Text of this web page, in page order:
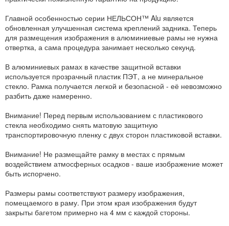
Главной особенностью серии НЕЛЬСОН™ Alu является
обновленная улучшенная система креплений задника. Теперь
для размещения изображения в алюминиевые рамы не нужна
отвертка, а сама процедура занимает несколько секунд.
В алюминиевых рамах в качестве защитной вставки
используется прозрачный пластик ПЭТ, а не минеральное
стекло. Рамка получается легкой и безопасной - её невозможно
разбить даже намеренно.
Внимание! Перед первым использованием с пластикового
стекла необходимо снять матовую защитную
транспортировочную пленку с двух сторон пластиковой вставки.
Внимание! Не размещайте рамку в местах с прямым
воздействием атмосферных осадков - ваше изображение может
быть испорчено.
Размеры рамы соответствуют размеру изображения,
помещаемого в раму. При этом края изображения будут
закрыты багетом примерно на 4 мм с каждой стороны.